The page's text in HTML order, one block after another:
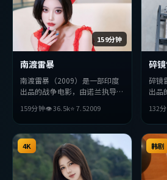
159分钟
南渡雷暴
南渡雷暴（2009）是一部印度
出品的战争电影，由诺兰执导，
演。影片在叙事与视听上力求突
破，探讨人性与抉择，节奏张弛
有度，适合喜欢该类型的观众完
整观看。
159分钟👁36.5k⭐7.52009
碎
碎镜
出品
演。
破，
有度
整观
132
4K 韩剧